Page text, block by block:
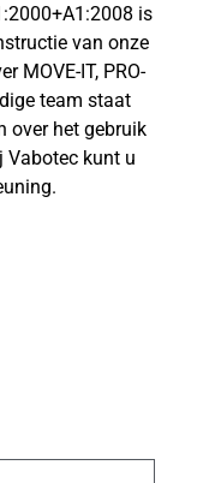
is
van onze
MOVE-IT, PRO-
team staat
over het gebruik
Vabotec kunt u